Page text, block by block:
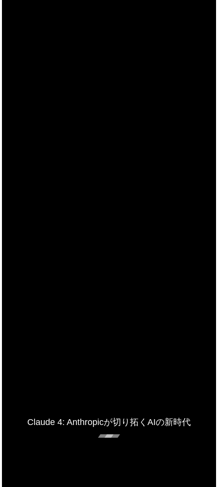
Claude 4: Anthropicが切り拓くAIの新時代